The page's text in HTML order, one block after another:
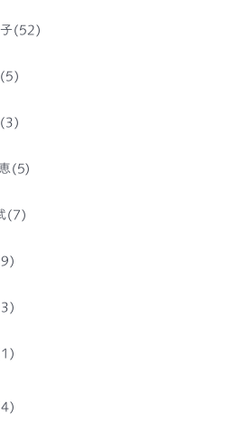
(52)
(5)
(7)